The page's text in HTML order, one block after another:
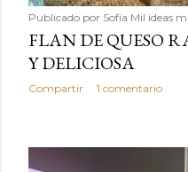
Publicado por Sofía Mil ideas
FLAN DE QUESO
Y DELICIOSA
Compartir 1 comentario